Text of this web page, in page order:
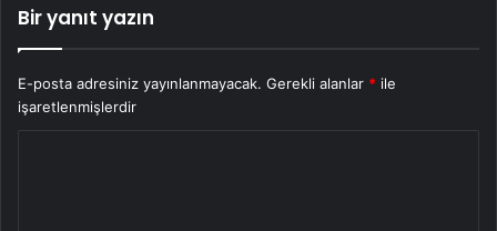
Bir yanıt yazın
E-posta adresiniz yayınlanmayacak. Gerekli alanlar * ile
işaretlenmişlerdir